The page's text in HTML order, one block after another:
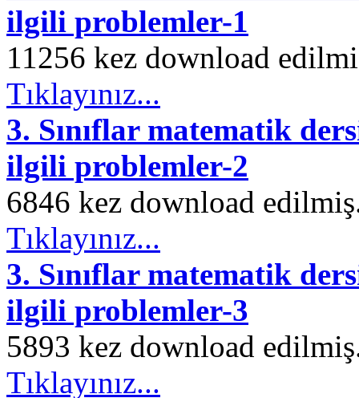
ilgili problemler-1
11256 kez download
Tıklayınız...
3. Sınıflar matematik
ilgili problemler-2
6846 kez download
Tıklayınız...
3. Sınıflar matematik
ilgili problemler-3
5893 kez download
Tıklayınız...